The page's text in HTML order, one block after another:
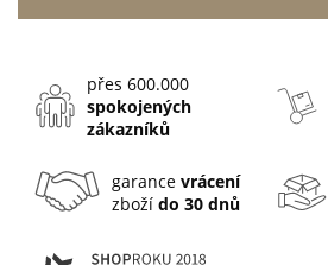
přes 600.000
spokojených
zákazníků
garancevrácení
zbožído 30 dnů